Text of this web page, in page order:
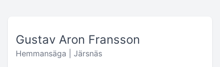
Gustav Aron Fransson
Hemmansäga | Järsnäs